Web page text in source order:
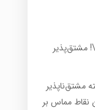
مشتق‌پذیر
مشتق‌ناپذیر
نقاط مماس بر